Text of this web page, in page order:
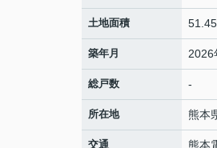
土地面積
築年月 2026
総戸数 -
所在地 熊本
交通 熊本